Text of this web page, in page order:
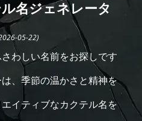
名ジェネレータ
05-22)
わしい名前をお探しです
、季節の温かさと精神を
イティブなカクテル名を